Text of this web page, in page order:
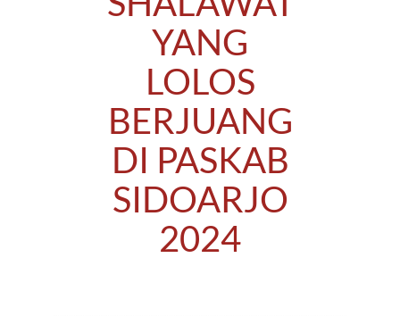
YANG
LOLOS
BERJUANG
DI PASKAB
SIDOARJO
2024